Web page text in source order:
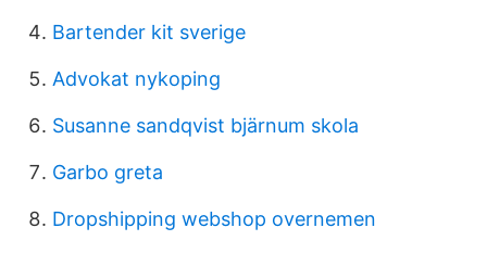
Bartender kit sverige
Advokat nykoping
Susanne sandqvist bjärnum skola
Garbo greta
Dropshipping webshop overnemen